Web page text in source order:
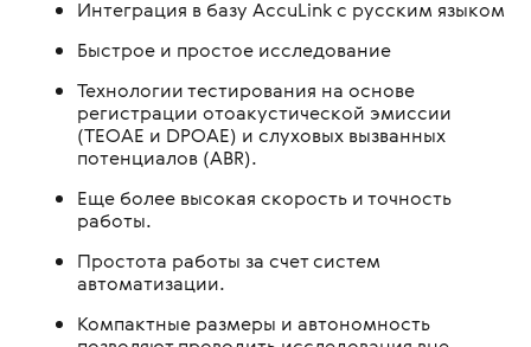
Интеграция в базу AccuLink с русским языком
Быстрое и простое исследование
Технологии тестирования на основе
регистрации отоакустической эмиссии
(TEOAE и DPOAE) и слуховых вызванных
потенциалов (ABR).
Еще более высокая скорость и точность
работы.
Простота работы за счет систем
автоматизации.
Компактные размеры и автономность